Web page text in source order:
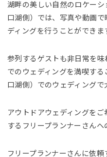
湖畔の美しい自然のロケー
口湖側）では、写真や動画
ディングを行うことができま
参列するゲストも非日常を
でのウェディングを満喫す
口湖側）でのウェディングで
アウトドアウェディングを
するフリープランナーさんへ
フリープランナーさんに依